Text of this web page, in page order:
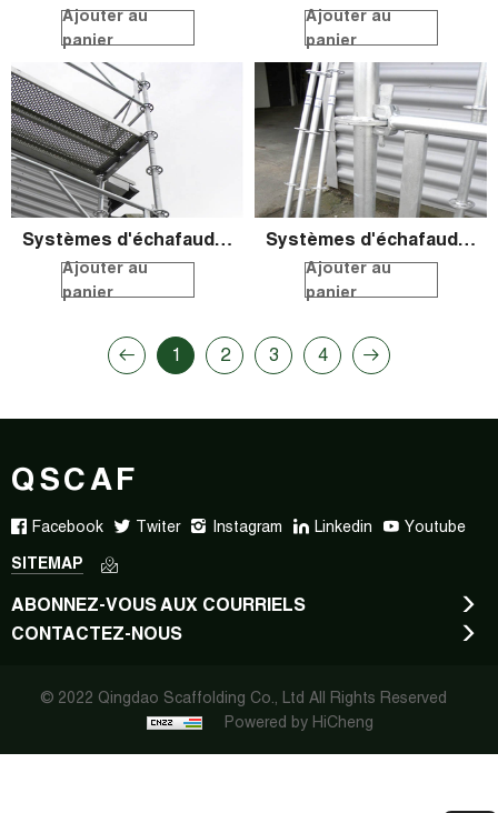
Ajouter au
panier
Ajouter au
panier
Systèmes d'échafaudage ronds QS
Ajouter au
panier
Systèmes d'échafaudage ronds QS
Ajouter au
panier
1 2 3 4
QSCAF
Facebook Twiter Instagram Linkedin Youtube
SITEMAP
ABONNEZ-VOUS AUX COURRIELS
CONTACTEZ-NOUS
© 2022 Qingdao Scaffolding Co., Ltd All Rights Reserved
Powered by HiCheng